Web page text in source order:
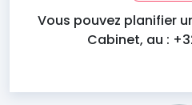
Vous pouvez planifier
Cabinet, au :